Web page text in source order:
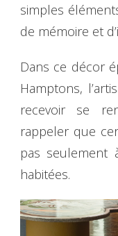
simples
de mémoire et
Dans ce décor
Hamptons,
recevoir se
rappeler que
pas seulement
habitées.